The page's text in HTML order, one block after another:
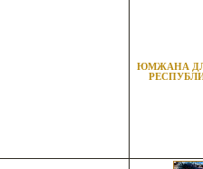
ЮМЖАНА